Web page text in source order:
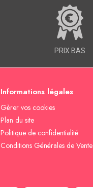
PRIX BAS
Informations légales
Gèrer vos cookies
Plan du site
Politique de confidentialité
Conditions Générales de Vente